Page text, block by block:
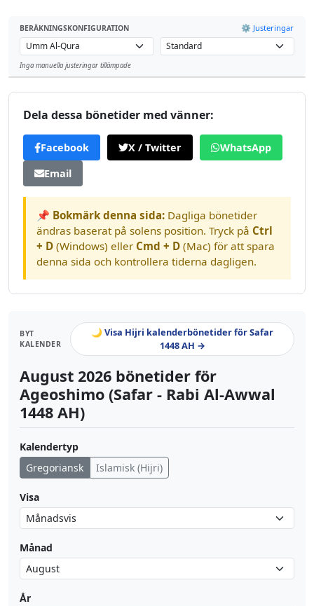
BERÄKNINGSKONFIGURATION ⚙️ Justeringar
Inga manuella justeringar tillämpade
Dela dessa bönetider med vänner:
Facebook X / Twitter
WhatsApp
Email
📌 Bokmärk denna sida: Dagliga bönetider
ändras baserat på solens position. Tryck på Ctrl
+ D (Windows) eller Cmd + D (Mac) för att spara
denna sida och kontrollera tiderna dagligen.
BYT
KALENDER
🌙 Visa Hijri kalenderbönetider för Safar
1448 AH →
August 2026 bönetider för
Ageoshimo (Safar - Rabi Al-Awwal
1448 AH)
Kalendertyp
Gregoriansk
Islamisk (Hijri)
Visa
Månad
År